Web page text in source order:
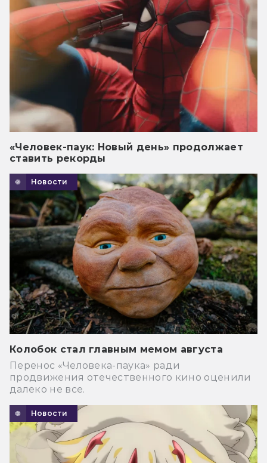
«Человек-паук: Новый день» продолжает
ставить рекорды
Новости
Колобок стал главным мемом августа
Перенос «Человека-паука» ради
продвижения отечественного кино оценили
далеко не все.
Новости